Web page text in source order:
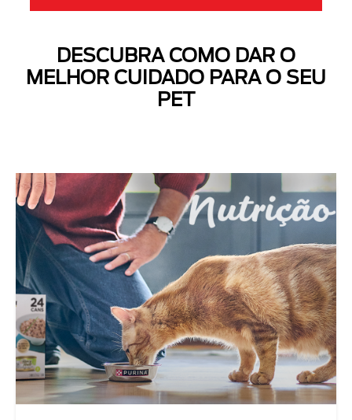
Next
DESCUBRA COMO DAR O
MELHOR CUIDADO PARA O SEU
PET